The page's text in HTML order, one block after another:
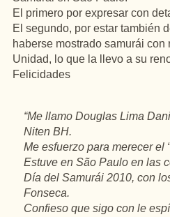
El primero por expresar con
El segundo, por estar también
haberse mostrado samurái con
Unidad, lo que la llevo a su
Felicidades
“Me llamo Douglas Lima
Niten BH.
Me esfuerzo para merecer el
Estuve en São Paulo en las
Día del Samurái 2010, con
Fonseca.
Confieso que sigo con le